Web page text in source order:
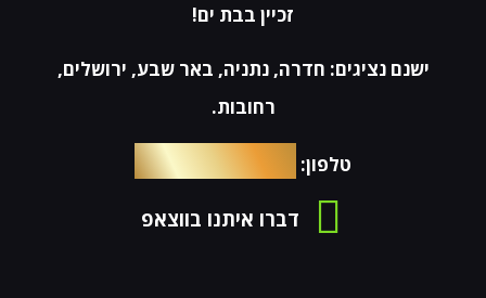
זכיין בבת ים!
ישנם נציגים: חדרה, נתניה, באר שבע, ירושלים,
רחובות.
טלפון: 054-4653576
דברו איתנו בווצאפ